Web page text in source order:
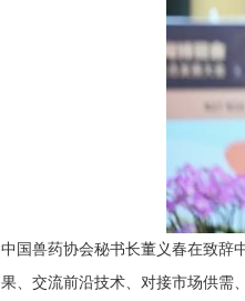
中国兽药协会秘书长董义春在致辞
果、交流前沿技术、对接市场供需